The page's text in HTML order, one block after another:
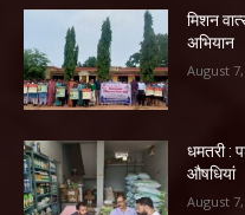
मिशन
अभियान
August
धमतरी :
औषधियां
August